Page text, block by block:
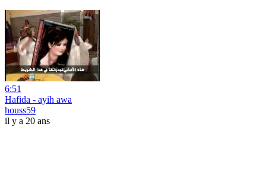
6:51
Hafida - ayih awa
houss59
il y a 20 ans